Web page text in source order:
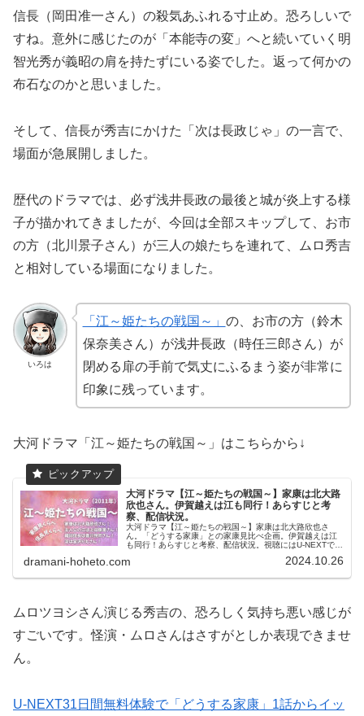
信長（岡田准一さん）の殺気あふれる寸止め。恐ろしいで
すね。意外に感じたのが「本能寺の変」へと続いていく明
智光秀が義昭の肩を持たずにいる姿でした。返って何かの
布石なのかと思いました。
そして、信長が秀吉にかけた「次は長政じゃ」の一言で、
場面が急展開しました。
歴代のドラマでは、必ず浅井長政の最後と城が炎上する様
子が描かれてきましたが、今回は全部スキップして、お市
の方（北川景子さん）が三人の娘たちを連れて、ムロ秀吉
と相対している場面になりました。
いろは
「江～姫たちの戦国～」 の、お市の方（鈴木
保奈美さん）が浅井長政（時任三郎さん）が
閉める扉の手前で気丈にふるまう姿が非常に
印象に残っています。
大河ドラマ「江～姫たちの戦国～」はこちらから↓
大河ドラマ【江～姫たちの戦国～】家康は北大路
欣也さん。伊賀越えは江も同行！あらすじと考
察、配信状況。
大河ドラマ【江～姫たちの戦国～】家康は北大路欣也さ
ん。「どうする家康」との家康見比べ企画。伊賀越えは江
も同行！あらすじと考察、配信状況。視聴にはU-NEXTで
dramani-hoheto.com 2024.10.26
ムロツヨシさん演じる秀吉の、恐ろしく気持ち悪い感じが
すごいです。怪演・ムロさんはさすがとしか表現できませ
ん。
U-NEXT31日間無料体験で「どうする家康」1話からイッ